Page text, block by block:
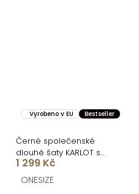
Vyrobeno v EU Bestseller
Černé společenské
dlouhé šaty KARLOT s
korzetem
1 299 Kč
ONESIZE